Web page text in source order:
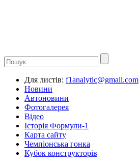
Для листів: f1analytic@gmail.com
Новини
Автоновини
Фотогалерея
Відео
Історія Формули-1
Карта сайту
Чемпіонська гонка
Кубок конструкторів